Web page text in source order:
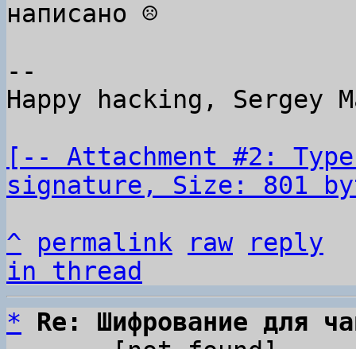
написано ☹
--
Happy hacking, Sergey
[-- Attachment #2:
signature, Size: 801
^
permalink raw
reply
in thread
*
Re: Шифрование для